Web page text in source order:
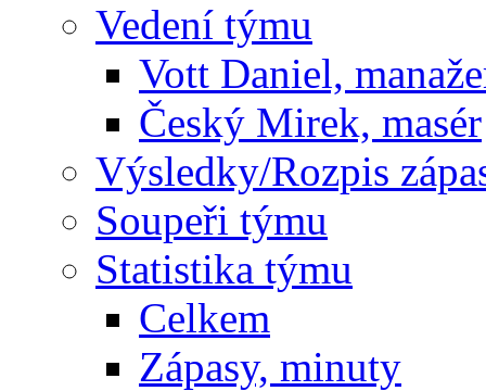
Vedení týmu
Vott Daniel,
Český Mirek, masér
Výsledky/Rozpis
Soupeři týmu
Statistika týmu
Celkem
Zápasy, minuty